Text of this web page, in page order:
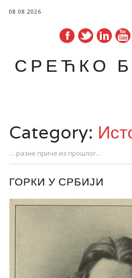
08.08.2026
СРЕЋКО
content
Category:
… разне приче из прошлог…
ГОРКИ У СРБИЈИ